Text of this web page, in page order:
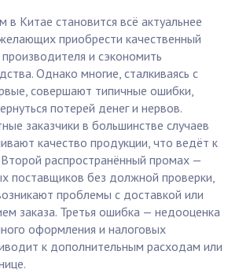
в Китае становится всё актуальнее
приобрести качественный
и сэкономить
Однако многие, сталкиваясь с
совершают типичные ошибки,
потерей денег и нервов.
заказчики в большинстве случаев
качество продукции, что ведёт к
распространённый промах —
поставщиков без должной проверки,
проблемы с доставкой или
заказа. Третья ошибка — недооценка
оформления и налоговых
к дополнительным расходам или